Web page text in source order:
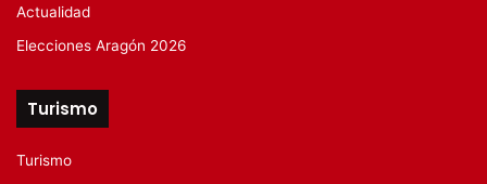
Actualidad
Elecciones Aragón 2026
Turismo
Turismo